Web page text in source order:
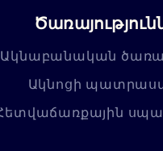
Ակնաբանական
Ակնոցի